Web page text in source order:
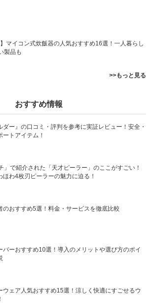
】マイコン式炊飯器の人気おすすめ16選！一人暮らし
製品も
>>もっと見る
おすすめ情報
ダー』の口コミ・評判を参考に実証レビュー！安全・
トアイテム！
」で紹介された「天才ピーラー」のここがすごい！
ほわ4枚刃ピーラーの魅力に迫る！
のおすすめ5選！料金・サービスを徹底比較
バーおすすめ10選！導入のメリットや選び方のポイ
ウェア人気おすすめ15選！涼しく快適にすごせるウ